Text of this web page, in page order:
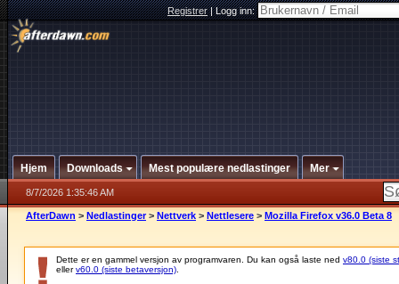
Registrer|Logg inn:
Hjem Downloads Mest populære nedlastinger Mer
8/7/2026 1:35:46 AM
AfterDawn > Nedlastinger > Nettverk > Nettlesere > Mozilla Firefox v36.0 Beta 8
Dette er en gammel versjon av programvaren. Du kan også laste ned v80.0 (siste
ellerv60.0 (siste betaversjon)